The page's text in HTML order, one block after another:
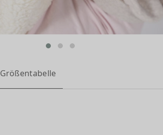
Größentabelle